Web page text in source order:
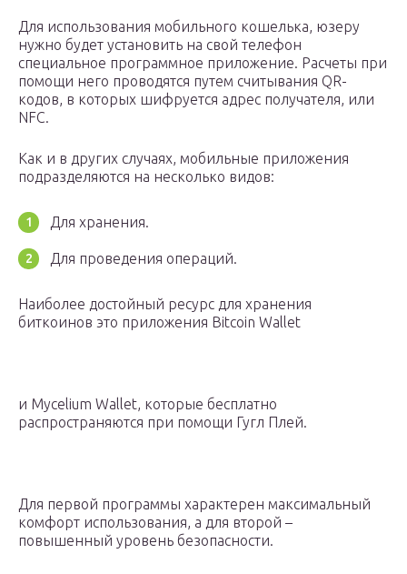
Для использования мобильного кошелька, юзеру
нужно будет установить на свой телефон
специальное программное приложение. Расчеты при
помощи него проводятся путем считывания QR-
кодов, в которых шифруется адрес получателя, или
NFC.
Как и в других случаях, мобильные приложения
подразделяются на несколько видов:
Для хранения.
Для проведения операций.
Наиболее достойный ресурс для хранения
биткоинов это приложения Bitcoin Wallet
и Mycelium Wallet, которые бесплатно
распространяются при помощи Гугл Плей.
Для первой программы характерен максимальный
комфорт использования, а для второй –
повышенный уровень безопасности.